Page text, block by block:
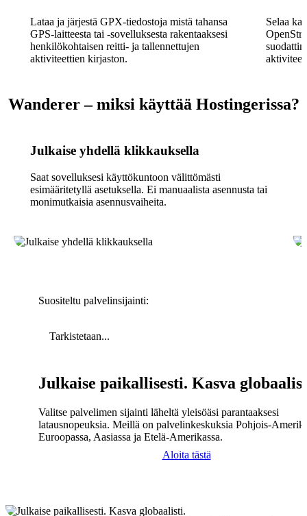
Lataa ja järjestä GPX-tiedostoja mistä tahansa
GPS-laitteesta tai -sovelluksesta rakentaaksesi
henkilökohtaisen reitti- ja tallennettujen
aktiviteettien kirjaston.
Selaa
Wanderer – miksi käyttää Hostingerissa?
Julkaise yhdellä klikkauksella
Saat sovelluksesi käyttökuntoon välittömästi
esimääritetyllä asetuksella. Ei manuaalista asennusta tai
monimutkaisia asennusvaiheita.
Suositeltu palvelinsijainti:
Tarkistetaan...
Julkaise paikallisesti. Kasva
Valitse palvelimen sijainti läheltä yleisöäsi parantaaksesi
latausnopeuksia. Meillä on palvelinkeskuksia Pohjois-
Euroopassa, Aasiassa ja Etelä-Amerikassa.
Aloita tästä